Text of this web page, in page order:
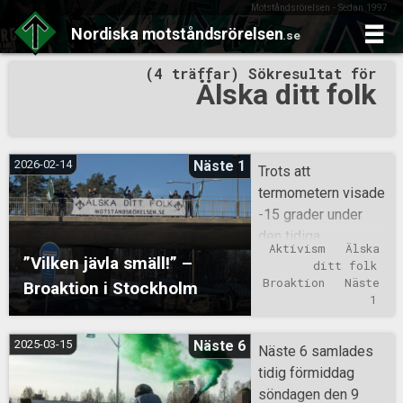
Motståndsrörelsen - Sedan 1997
Nordiska motståndsrörelsen.se
to
content
(4 träffar) Sökresultat för
Älska ditt folk
”Vilken jävla smäll!” –
Broaktion i Stockholm
2026-02-14 Näste 1
Trots att
termometern visade
-15 grader under
den tidiga
lördagsmorgonen,
så var det inget som
möttes av ett
fantastiskt
vinterväder med
Aktivism
Älska
ditt folk
Broaktion
Näste
1
2025-03-15 Näste 6
Näste 6 samlades
tidig förmiddag
söndagen den 9